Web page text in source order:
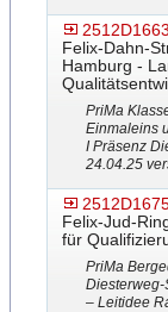
Felix-Dahn-
Hamburg -
PriMa
Einmaleins
I Präsenz
24.04.25
Felix-Jud-
für
PriMa
Diesterweg-
– Leitidee